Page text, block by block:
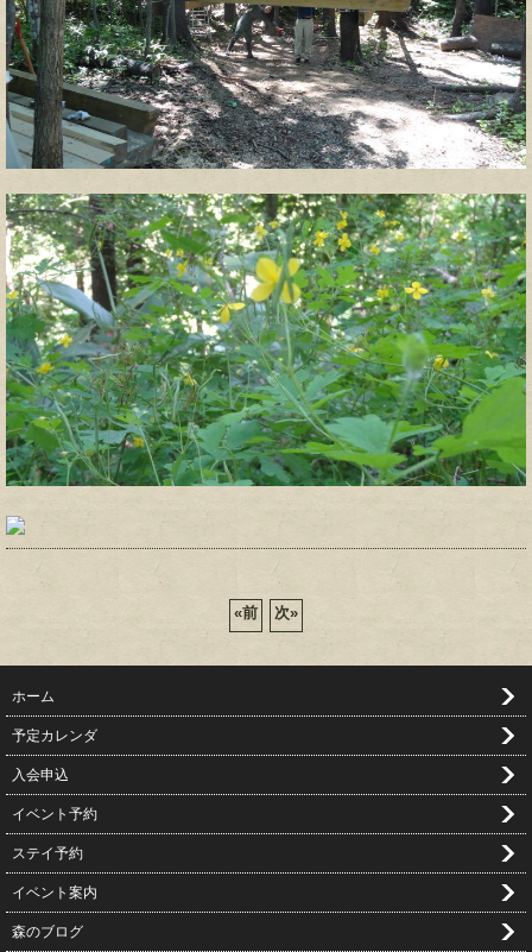
«前 次»
ホーム
予定カレンダ
入会申込
イベント予約
ステイ予約
イベント案内
森のブログ